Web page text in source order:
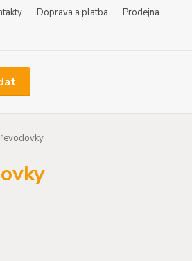
Doprava a platba
Prodejna